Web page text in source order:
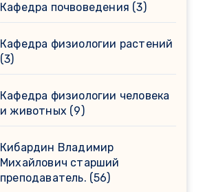
Кафедра почвоведения (3)
Кафедра физиологии растений
(3)
Кафедра физиологии человека
и животных (9)
Кибардин Владимир
Михайлович старший
преподаватель. (56)